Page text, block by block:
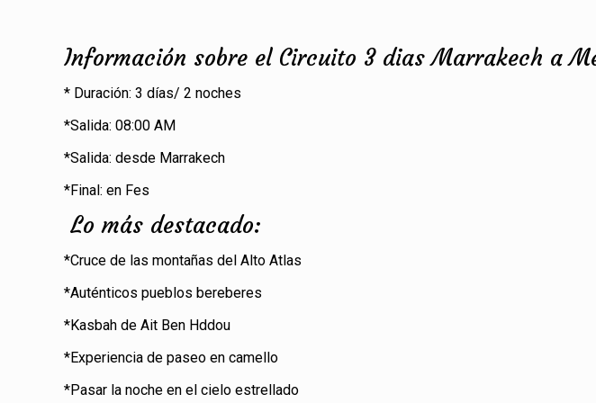
Información sobre el Circuito 3 dias Marrakech a
* Duración: 3 días/ 2 noches
*Salida: 08:00 AM
*Salida: desde Marrakech
*Final: en Fes
Lo más destacado:
*Cruce de las montañas del Alto Atlas
*Auténticos pueblos bereberes
*Kasbah de Ait Ben Hddou
*Experiencia de paseo en camello
*Pasar la noche en el cielo estrellado